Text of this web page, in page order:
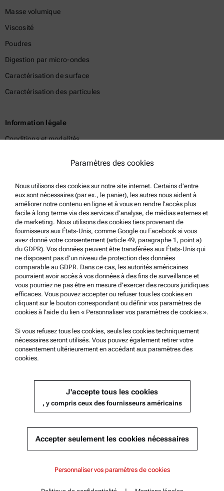
Masse volumique
Viscosité
Poudres
Digestion par micro-ondes
Caractérisation de surface
Caractérisation des particules
Information légale
Conditions et modalités
Mentions légales
Conditions d'utilisation
Marques commerciales
Système de dénonciation
Support produit
Service Certifié Anton Paar
Déclaration de sécurité
Centres techniques d’Anton Paar
Contactez-nous
Information sur l'entreprise
Relations presse
Paramètres des cookies
Nous utilisons des cookies sur notre site internet. Certains d'entre
eux sont nécessaires (par ex., le panier), les autres nous aident à
améliorer notre contenu en ligne et à vous en rendre l'accès plus
facile à long terme via des services d'analyse, de médias externes et
de marketing. Nous utilisons des cookies tiers provenant de
fournisseurs aux États-Unis, comme Google ou Facebook si vous
avez donné votre consentement (article 49, paragraphe 1, point a)
du GDPR). Vos données peuvent être transférées aux États-Unis qui
ne disposent pas d'un niveau de protection des données
comparable au GDPR. Dans ce cas, les autorités américaines
pourraient avoir accès à vos données à des fins de surveillance et
vous pourriez ne pas être en mesure d'exercer des recours juridiques
efficaces. Vous pouvez accepter ou refuser tous les cookies en
cliquant sur le bouton correspondant ou définir vos paramètres de
cookies à l'aide du lien « Personnaliser vos paramètres de cookies ».
Si vous refusez tous les cookies, seuls les cookies techniquement
nécessaires seront utilisés. Vous pouvez également retirer votre
consentement ultérieurement en accédant aux paramètres des
cookies.
J'accepte tous les cookies
, y compris ceux des fournisseurs américains
Accepter seulement les cookies nécessaires
Personnaliser vos paramètres de cookies